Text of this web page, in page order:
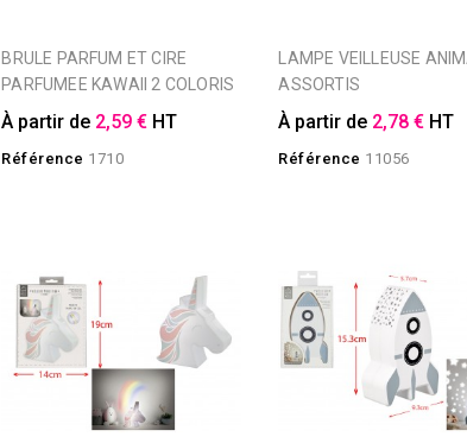
BRULE PARFUM ET CIRE
PARFUMEE KAWAII 2 COLORIS
À partir de 2,59 € HT
Référence 1710
ASSORTIS
À partir de 2,78 € HT
Référence 11056